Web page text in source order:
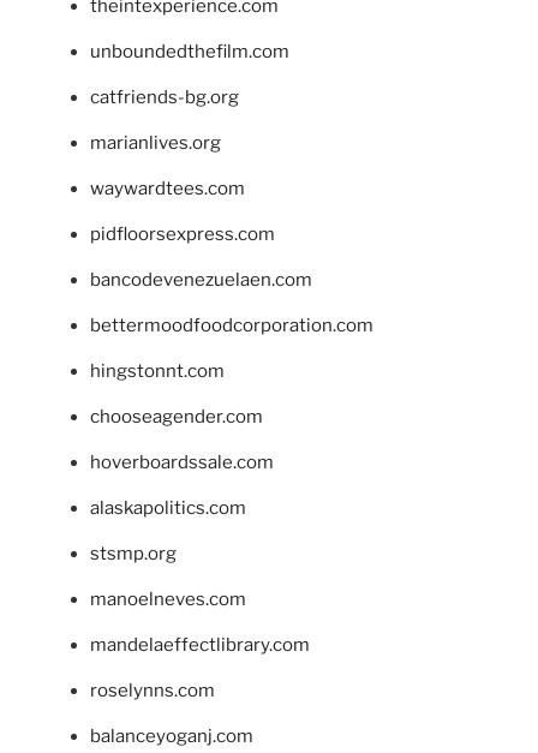
theintexperience.com
unboundedthefilm.com
catfriends-bg.org
marianlives.org
waywardtees.com
pidfloorsexpress.com
bancodevenezuelaen.com
bettermoodfoodcorporation.com
hingstonnt.com
chooseagender.com
hoverboardssale.com
alaskapolitics.com
stsmp.org
manoelneves.com
mandelaeffectlibrary.com
roselynns.com
balanceyoganj.com